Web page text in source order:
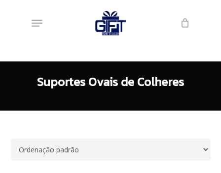
Menu
Suportes Ovais de Colheres